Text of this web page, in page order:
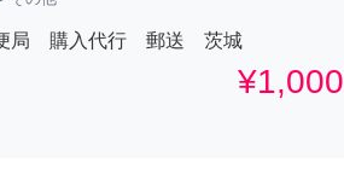
局 購入代行 郵送 茨城
¥1,000